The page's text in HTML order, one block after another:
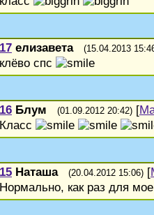
17 елизавета (15.04.2013
клёво спс
16 Блум (01.09.2012 20:42) [
Класс
15 Наташа (20.04.2012 15:06) [
Нормально, как раз для